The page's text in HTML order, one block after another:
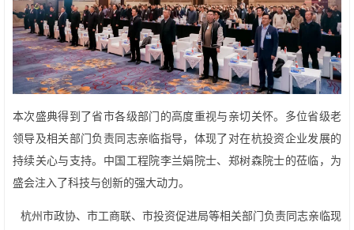
本次盛典得到了省市各级部门的高度重视与亲切关怀。多位省级老
领导及相关部门负责同志亲临指导，体现了对在杭投资企业发展的
持续关心与支持。中国工程院李兰娟院士、郑树森院士的莅临，为
盛会注入了科技与创新的强大动力。
杭州市政协、市工商联、市投资促进局等相关部门负责同志亲临现